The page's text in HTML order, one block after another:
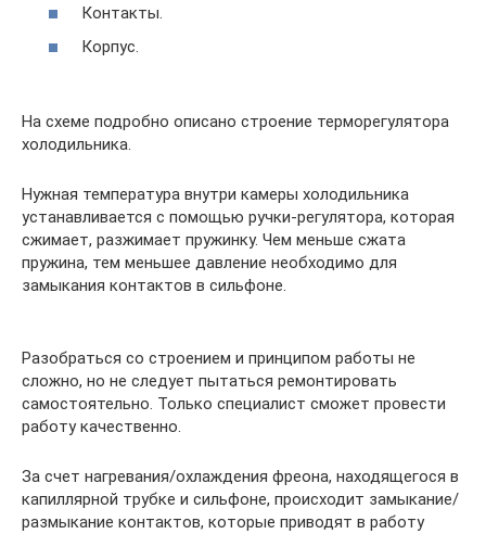
Контакты.
Корпус.
На схеме подробно описано строение терморегулятора
холодильника.
Нужная температура внутри камеры холодильника
устанавливается с помощью ручки-регулятора, которая
сжимает, разжимает пружинку. Чем меньше сжата
пружина, тем меньшее давление необходимо для
замыкания контактов в сильфоне.
Разобраться со строением и принципом работы не
сложно, но не следует пытаться ремонтировать
самостоятельно. Только специалист сможет провести
работу качественно.
За счет нагревания/охлаждения фреона, находящегося в
капиллярной трубке и сильфоне, происходит замыкание/
размыкание контактов, которые приводят в работу